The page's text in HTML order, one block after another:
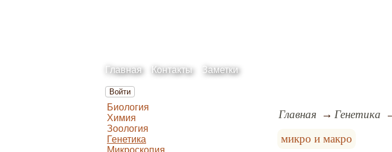
Главная Контакты Заметки
Войти
Биология
Химия
Зоология
Генетика
Главная Генетика
микро и макро